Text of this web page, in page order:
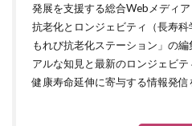
発展を支援する総合Webメディア
抗老化とロンジェビティ（長寿
もれび抗老化ステーション」の
アルな知見と最新のロンジェビ
健康寿命延伸に寄与する情報発信